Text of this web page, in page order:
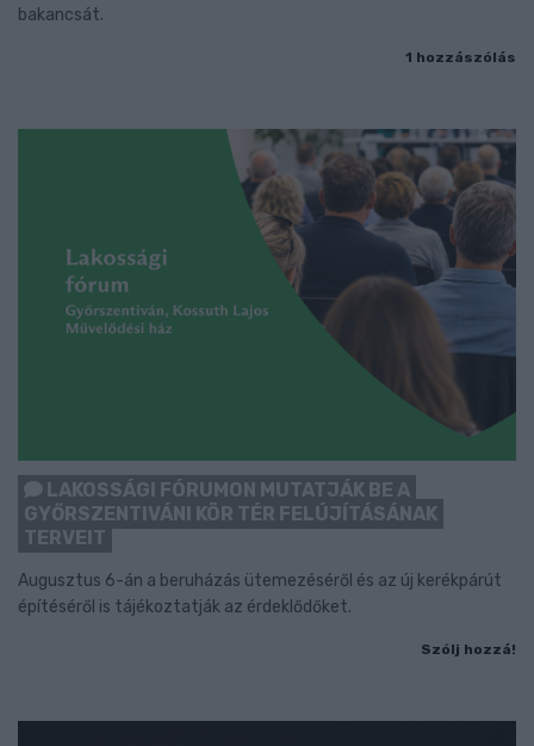
bakancsát.
1 hozzászólás
LAKOSSÁGI FÓRUMON MUTATJÁK BE A
GYŐRSZENTIVÁNI KÖR TÉR FELÚJÍTÁSÁNAK
TERVEIT
Augusztus 6-án a beruházás ütemezéséről és az új kerékpárút
építéséről is tájékoztatják az érdeklődőket.
Szólj hozzá!